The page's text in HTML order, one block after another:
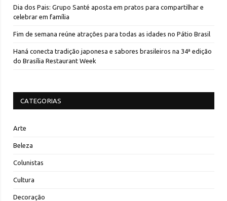
Dia dos Pais: Grupo Santé aposta em pratos para compartilhar e
celebrar em família
Fim de semana reúne atrações para todas as idades no Pátio Brasil
Haná conecta tradição japonesa e sabores brasileiros na 34ª edição
do Brasília Restaurant Week
CATEGORIAS
Arte
Beleza
Colunistas
Cultura
Decoração